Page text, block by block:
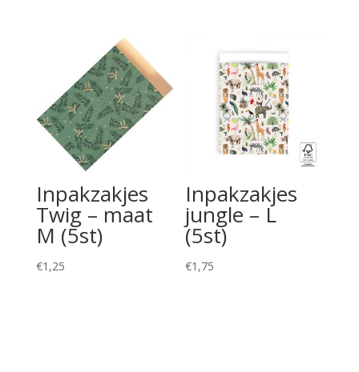
Inpakzakjes
Twig – maat
M (5st)
€1,25
Inpakzakjes
jungle – L
(5st)
€1,75